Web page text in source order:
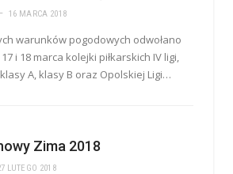
16 MARCA 2018
warunków pogodowych odwołano
i 18 marca kolejki piłkarskich IV ligi,
A, klasy B oraz Opolskiej Ligi…
Zima 2018
LUTEGO 2018